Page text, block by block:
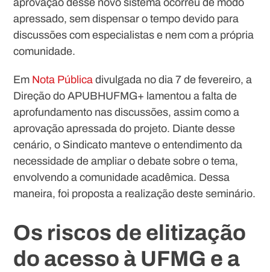
aprovação desse novo sistema ocorreu de modo
apressado, sem dispensar o tempo devido para
discussões com especialistas e nem com a própria
comunidade.
Em Nota Pública divulgada no dia 7 de fevereiro, a
Direção do APUBHUFMG+ lamentou a falta de
aprofundamento nas discussões, assim como a
aprovação apressada do projeto. Diante desse
cenário, o Sindicato manteve o entendimento da
necessidade de ampliar o debate sobre o tema,
envolvendo a comunidade acadêmica. Dessa
maneira, foi proposta a realização deste seminário.
Os riscos de elitização
do acesso à UFMG e a